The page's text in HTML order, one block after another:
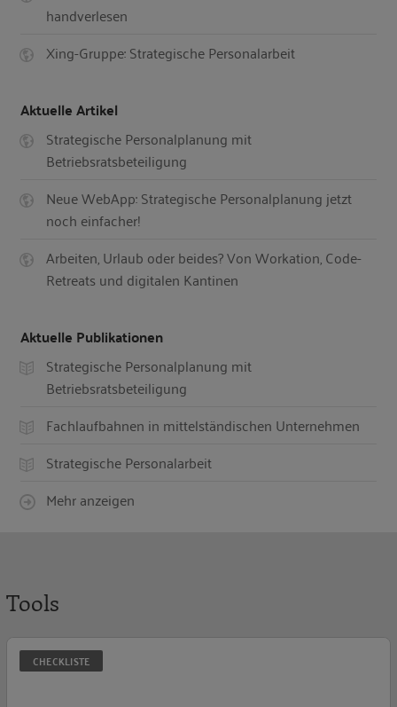
handverlesen
Xing-Gruppe: Strategische Personalarbeit
Aktuelle Artikel
Strategische Personalplanung mit
Betriebsratsbeteiligung
Neue WebApp: Strategische Personalplanung jetzt
noch einfacher!
Arbeiten, Urlaub oder beides? Von Workation, Code-
Retreats und digitalen Kantinen
Aktuelle Publikationen
Strategische Personalplanung mit
Betriebsratsbeteiligung
Fachlaufbahnen in mittelständischen Unternehmen
Strategische Personalarbeit
Mehr anzeigen
Tools
CHECKLISTE